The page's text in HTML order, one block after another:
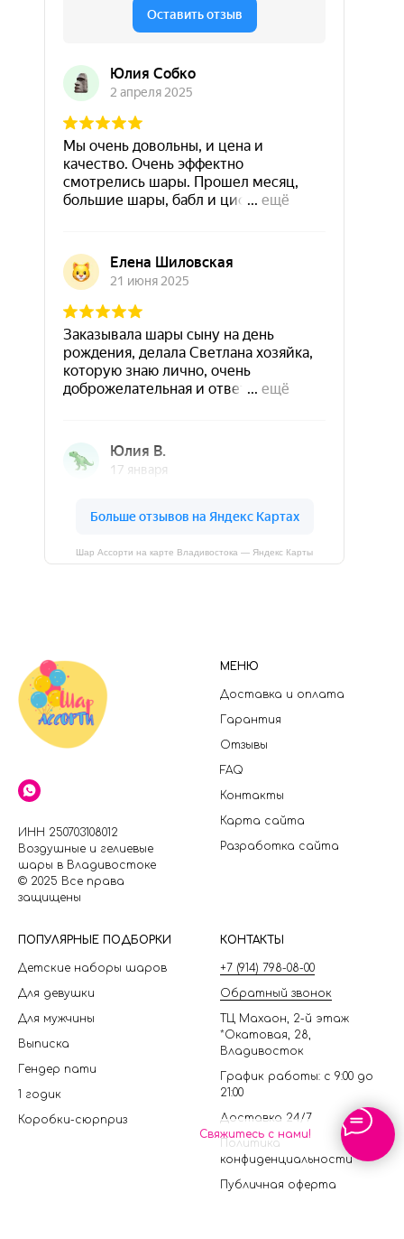
Свяжитесь с нами!
Шар Ассорти на карте Владивостока — Яндекс Карты
ИНН 250703108012
Воздушные и гелиевые
шары в Владивостоке
© 2025 Все права
защищены
МЕНЮ
Доставка и оплата
Гарантия
Отзывы
FAQ
Контакты
Карта сайта
Разработка сайта
ПОПУЛЯРНЫЕ ПОДБОРКИ
Детские наборы шаров
Для девушки
Для мужчины
Выписка
Гендер пати
1 годик
Коробки-сюрприз
КОНТАКТЫ
+7 (914) 798-08-00
Обратный звонок
ТЦ Махаон, 2-й этаж
*Окатовая, 28,
Владивосток
График работы: с 9:00 до
21:00
Доставка 24/7
Политика
конфиденциальности
Публичная оферта